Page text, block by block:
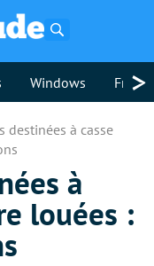
Windows >
destinées à casse
à
louées :